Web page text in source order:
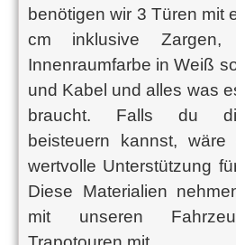
benötigen wir 3 Türen mit
cm inklusive Zargen,
Innenraumfarbe in Weiß
und Kabel und alles was
braucht. Falls du
beisteuern kannst,
wertvolle Unterstützung
Diese Materialien
mit unseren